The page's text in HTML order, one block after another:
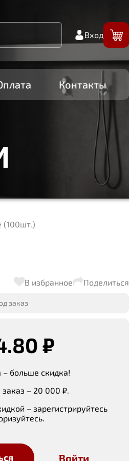
Вход
Контакты
(100шт.)
В избранное Поделиться
заказ
₽
больше скидка!
– 20 000 ₽.
– зарегистрируйтесь
Войти